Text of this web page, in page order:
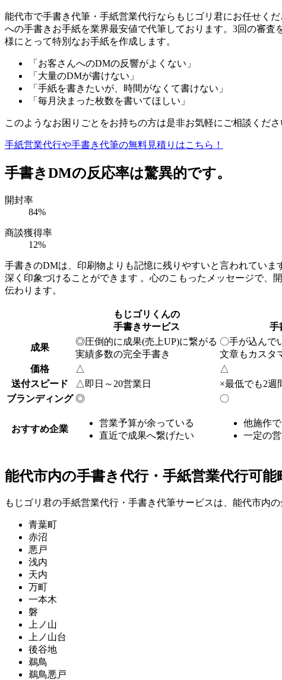
能代市で手書き代筆・手紙営業代行ならもじゴリ君にお任せく
への手書きお手紙を業界最安値で代筆しております。3回の審
様にとって特別なお手紙を作成します。
「お客さんへのDMの反響がよくない」
「大量のDMが書けない」
「手紙を書きたいが、時間がなくて書けない」
「毎月決まった枚数を書いてほしい」
このようなお困りごとをお持ちの方は是非お気軽にご相談くださ
手紙営業代行や手書き代筆の無料見積りはこちら！
手書きDMの反応率は驚異的です。
開封率
84%
商談獲得率
12%
手書きのDMは、印刷物よりも記憶に残りやすいと言われてい
深く印象づけることができます 。心のこもったメッセージで、
伝わります。
もじゴリくんの
手書きサービス
手
成果
◎圧倒的に成果(売上UP)に繋がる
実績多数の完全手書き
〇手が込んで
文章もカスタ
価格
△ △
送付スピード
△ 即日～20営業日 ×最低でも2週
ブランディング ◎ 〇
おすすめ企業
営業予算が余っている
直近で成果へ繋げたい
他施作
一定の
能代市内の手書き代行・手紙営業代行可能
もじゴリ君の手紙営業代行・手書き代筆サービスは、能代市内の
青葉町
赤沼
悪戸
浅内
天内
万町
一本木
磐
上ノ山
上ノ山台
後谷地
鵜鳥
鵜鳥悪戸